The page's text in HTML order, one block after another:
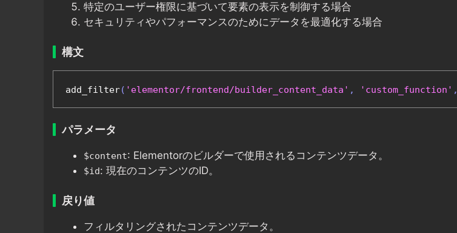
特定のユーザー権限に基づいて要素の表示を制御する場合
セキュリティやパフォーマンスのためにデータを最適化する場合
構文
add_filter( 'elementor/frontend/builder_content_data' , 'custom_function' ,
パラメータ
$content: Elementorのビルダーで使用されるコンテンツデータ。
$id: 現在のコンテンツのID。
戻り値
フィルタリングされたコンテンツデータ。